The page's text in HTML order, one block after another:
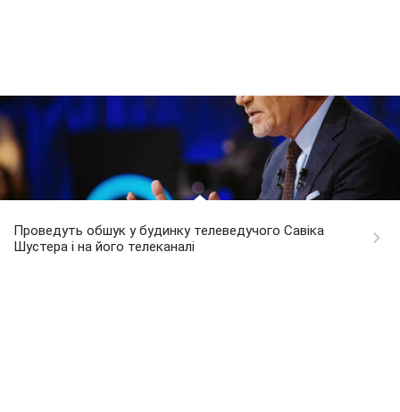
Проведуть обшук у будинку телеведучого Савіка
Шустера і на його телеканалі